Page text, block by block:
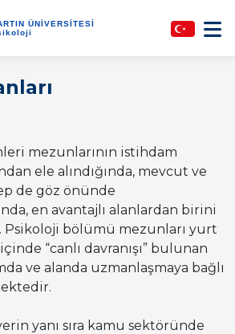
ÜNİVERSİTESİ
mezunlarının istihdam
ele alındığında, mevcut ve
de göz önünde
en avantajlı alanlardan birini
bölümü mezunları yurt
“canlı davranışı” bulunan
ve alanda uzmanlaşmaya bağlı
yanı sıra kamu sektöründe